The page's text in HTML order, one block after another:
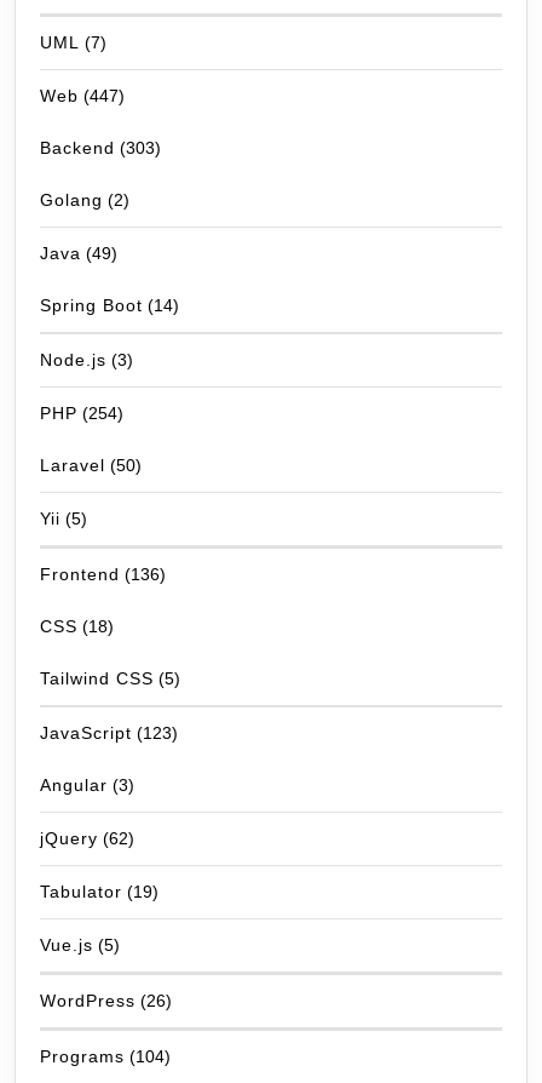
UML (7)
Web (447)
Backend (303)
Golang (2)
Java (49)
Spring Boot (14)
Node.js (3)
PHP (254)
Laravel (50)
Yii (5)
Frontend (136)
CSS (18)
Tailwind CSS (5)
JavaScript (123)
Angular (3)
jQuery (62)
Tabulator (19)
Vue.js (5)
WordPress (26)
Programs (104)